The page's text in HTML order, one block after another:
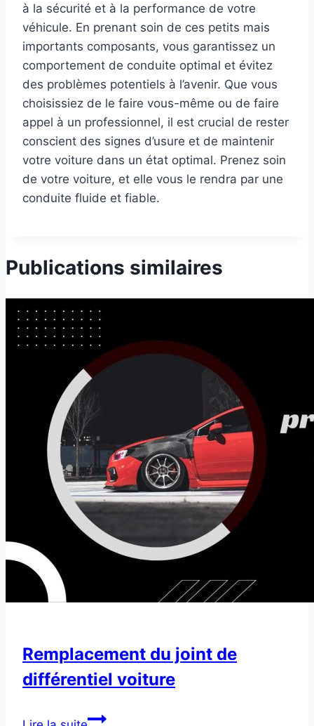
à la sécurité et à la performance de votre
véhicule. En prenant soin de ces petits mais
importants composants, vous garantissez un
comportement de conduite optimal et évitez
des problèmes potentiels à l’avenir. Que vous
choisissiez de le faire vous-même ou de faire
appel à un professionnel, il est crucial de rester
conscient des signes d’usure et de maintenir
votre voiture dans un état optimal. Prenez soin
de votre voiture, et elle vous le rendra par une
conduite fluide et fiable.
Publications similaires
Remplacement du joint de
différentiel voiture
Remplacement